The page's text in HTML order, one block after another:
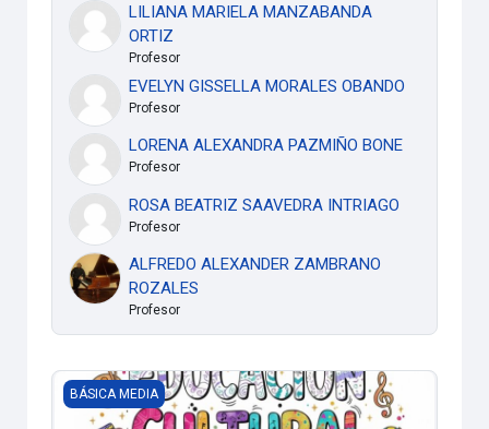
LILIANA MARIELA MANZABANDA
ORTIZ
Profesor
EVELYN GISSELLA MORALES OBANDO
Profesor
LORENA ALEXANDRA PAZMIÑO BONE
Profesor
ROSA BEATRIZ SAAVEDRA INTRIAGO
Profesor
ALFREDO ALEXANDER ZAMBRANO
ROZALES
Profesor
ECA SEPTIMO AÑO BASICO A
BÁSICA MEDIA